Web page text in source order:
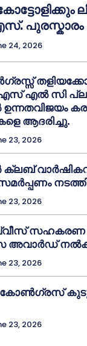
പുരസ്കാരം
24, 2026
എസ് എൽ സി
ഉന്നതവിജയം
ആദരിച്ചു.
23, 2026
ക്ലബ്
23, 2026
സഹകരണ
അവാർഡ്
23, 2026
കോൺഗ്രസ്
23, 2026